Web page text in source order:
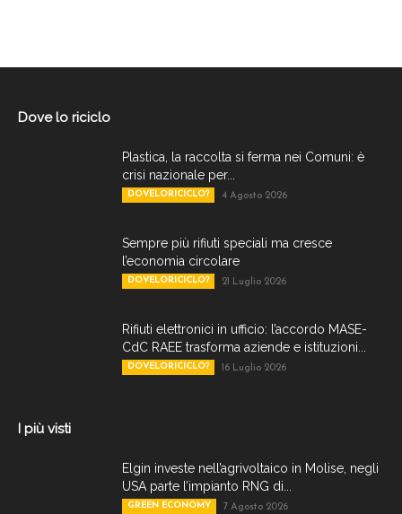
Dove lo riciclo
Plastica, la raccolta si ferma nei Comuni: è
crisi nazionale per...
DOVELORICICLO? 4 Agosto 2026
Sempre più rifiuti speciali ma cresce
l’economia circolare
DOVELORICICLO? 21 Luglio 2026
Rifiuti elettronici in ufficio: l’accordo MASE-
CdC RAEE trasforma aziende e istituzioni...
DOVELORICICLO? 16 Luglio 2026
I più visti
Elgin investe nell’agrivoltaico in Molise, negli
USA parte l’impianto RNG di...
GREEN ECONOMY 7 Agosto 2026